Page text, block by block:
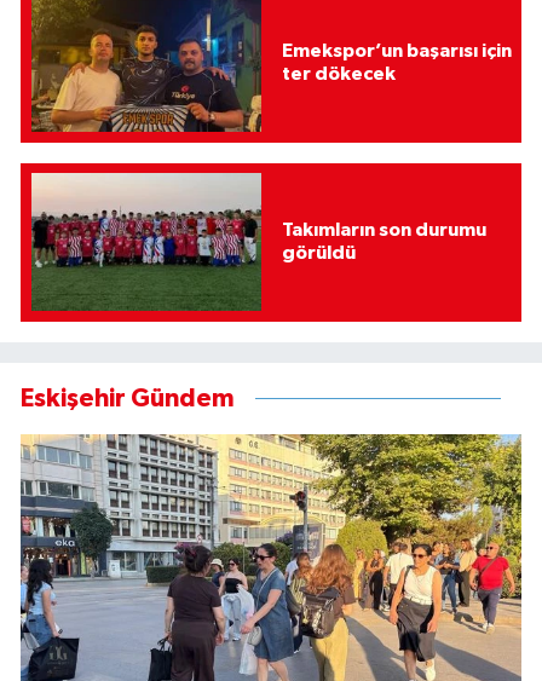
Emekspor’un başarısı için
ter dökecek
Takımların son durumu
görüldü
Eskişehir Gündem